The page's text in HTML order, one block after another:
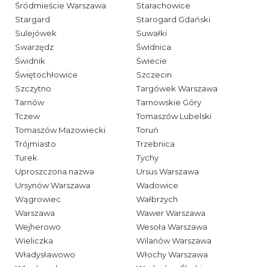
Śródmieście Warszawa
Starachowice
Stargard
Starogard Gdański
Sulejówek
Suwałki
Swarzędz
Świdnica
Świdnik
Świecie
Świętochłowice
Szczecin
Szczytno
Targówek Warszawa
Tarnów
Tarnowskie Góry
Tczew
Tomaszów Lubelski
Tomaszów Mazowiecki
Toruń
Trójmiasto
Trzebnica
Turek
Tychy
Uproszczona nazwa
Ursus Warszawa
Ursynów Warszawa
Wadowice
Wągrowiec
Wałbrzych
Warszawa
Wawer Warszawa
Wejherowo
Wesoła Warszawa
Wieliczka
Wilanów Warszawa
Władysławowo
Włochy Warszawa